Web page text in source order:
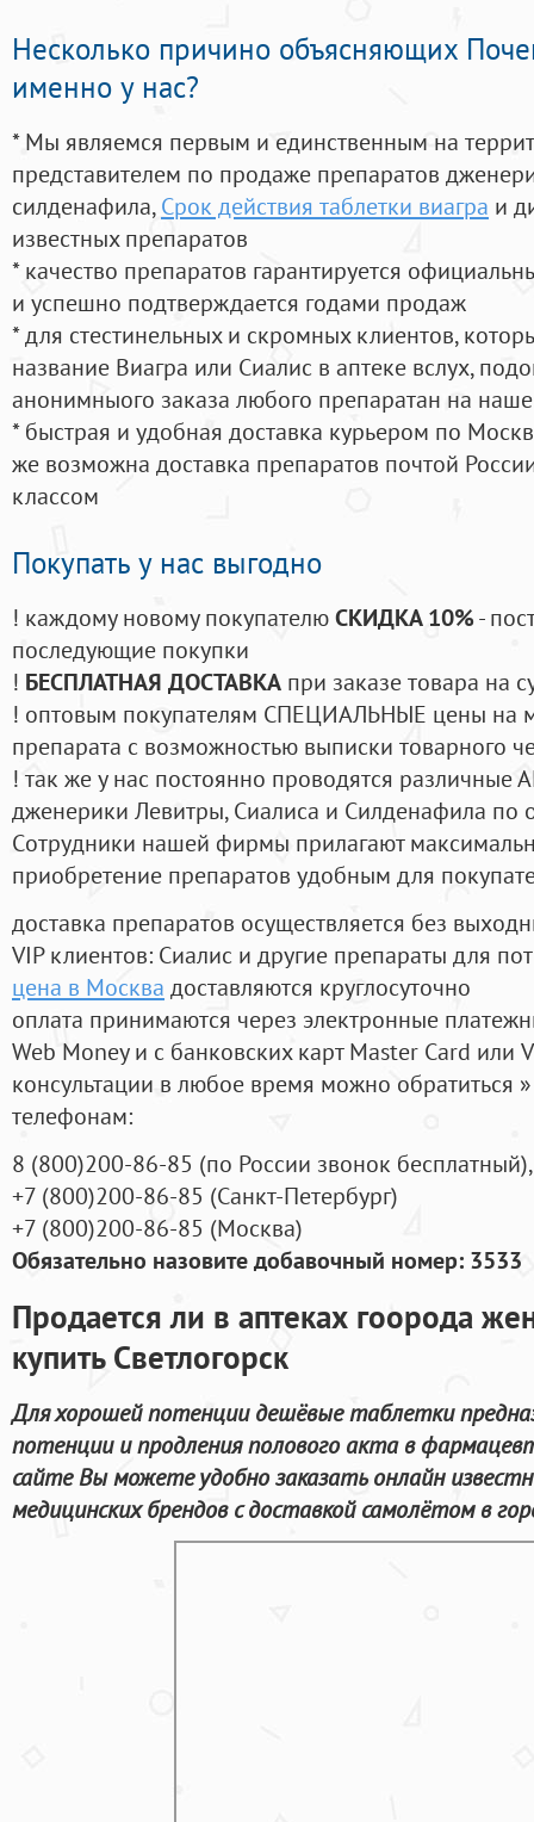
Несколько причино объясняющих
именно у нас?
* Мы являемся первым и единственным на
представителем по продаже препаратов
силденафила, Срок действия таблетки виагра и
известных препаратов
* качество препаратов гарантируется
и успешно подтверждается годами продаж
* для стестинельных и скромных клиентов,
название Виагра или Сиалис в аптеке вслух,
анонимныого заказа любого препаратан на
* быстрая и удобная доставка курьером по
же возможна доставка препаратов почтой
классом
Покупать у нас выгодно
! каждому новому покупателюСКИДКА 10%-
последующие покупки
! БЕСПЛАТНАЯ ДОСТАВКА при заказе товара на
! оптовым покупателям СПЕЦИАЛЬНЫЕ цены на
препарата с возможностью выписки товарного
! так же у нас постоянно проводятся
дженерики Левитры, Сиалиса и Силденафила по
Cотрудники нашей фирмы прилагают
приобретение препаратов удобным для
доставка препаратов осуществляется без
VIP клиентов: Сиалис и другие препараты для
цена в Москва доставляются круглосуточно
оплата принимаются через электронные
Web Money и с банковских карт Master Card или
консультации в любое время можно обратиться
телефонам:
8 (800)200-86-85 (по России звонок бесплатный),
+7 (800)200-86-85 (Санкт-Петербург)
+7 (800)200-86-85 (Москва)
Обязательно назовите добавочный номер: 3533
Продается ли в аптеках гоорода
купить Светлогорск
Для хорошей потенции дешёвые таблетки
потенции и продления полового акта в
сайте Вы можете удобно заказать онлайн
медицинских брендов с доставкой самолётом в